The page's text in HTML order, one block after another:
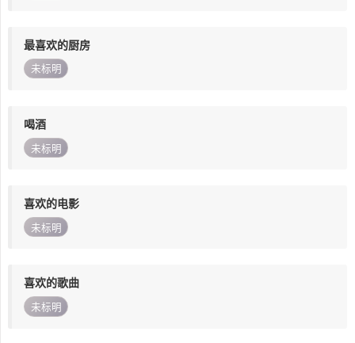
最喜欢的厨房
未标明
喝酒
未标明
喜欢的电影
未标明
喜欢的歌曲
未标明